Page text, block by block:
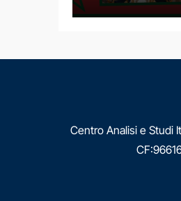
Centro Analisi e Studi